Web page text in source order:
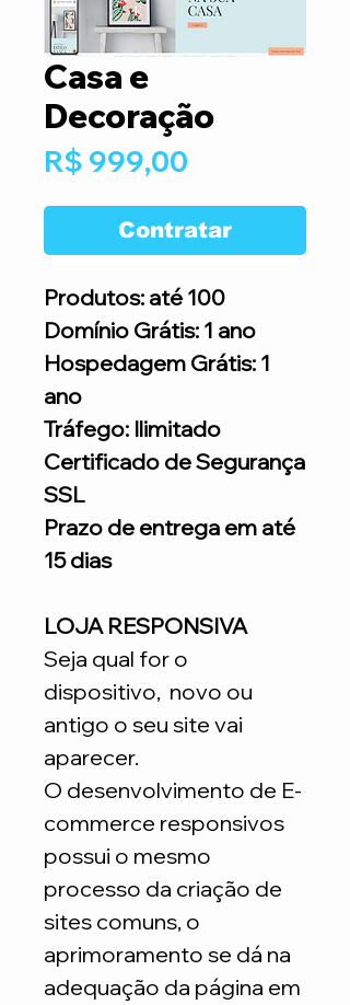
Casa e
Decoração
R$ 999,00
Contratar
Produtos: até 100
Domínio Grátis: 1 ano
Hospedagem Grátis: 1
ano
Tráfego: Ilimitado
Certificado de Segurança
SSL
Prazo de entrega em até
15 dias
LOJA RESPONSIVA
Seja qual for o
dispositivo, novo ou
antigo o seu site vai
aparecer.
O desenvolvimento de E-
commerce responsivos
possui o mesmo
processo da criação de
sites comuns, o
aprimoramento se dá na
adequação da página em